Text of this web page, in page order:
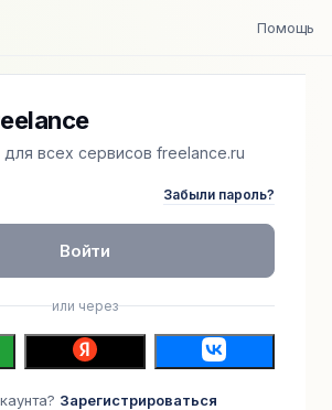
Помощь
всех сервисов freelance.ru
Забыли пароль?
Войти
или через
Зарегистрироваться